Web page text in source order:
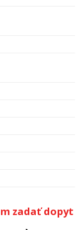
zadať dopyt